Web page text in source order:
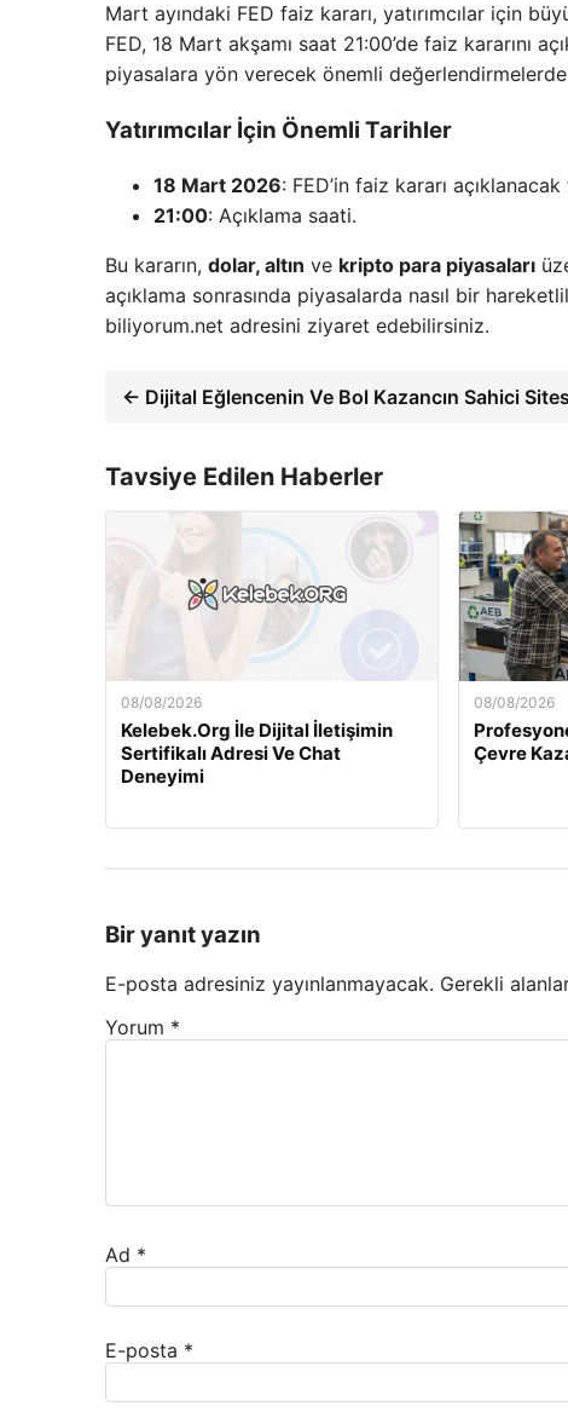
Mart ayındaki FED faiz kararı, yatırımcılar için
FED, 18 Mart akşamı saat 21:00’de faiz kararını
piyasalara yön verecek önemli
Yatırımcılar İçin Önemli Tarihler
18 Mart 2026: FED’in faiz kararı
21:00: Açıklama saati.
Bu kararın, dolar, altın ve kripto para piyasaları
açıklama sonrasında piyasalarda nasıl bir
biliyorum.net adresini ziyaret edebilirsiniz.
← Dijital Eğlencenin Ve Bol Kazancın Sahici
Tavsiye Edilen Haberler
08/08/2026
Kelebek.Org İle Dijital İletişimin
Sertifikalı Adresi Ve Chat
Deneyimi
08/08/2026
Çevre
Bir yanıt yazın
E-posta adresiniz yayınlanmayacak. Gerekli
Yorum *
Ad *
E-posta *